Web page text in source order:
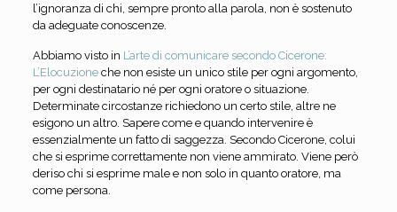
l’ignoranza di chi, sempre pronto alla parola, non è sostenuto
da adeguate conoscenze.
Abbiamo visto in L’arte di comunicare secondo Cicerone:
L’Elocuzioneche non esiste un unico stile per ogni argomento,
per ogni destinatario né per ogni oratore o situazione.
Determinate circostanze richiedono un certo stile, altre ne
esigono un altro. Sapere come e quando intervenire è
essenzialmente un fatto di saggezza. Secondo Cicerone, colui
che si esprime correttamente non viene ammirato. Viene però
deriso chi si esprime male e non solo in quanto oratore, ma
come persona.